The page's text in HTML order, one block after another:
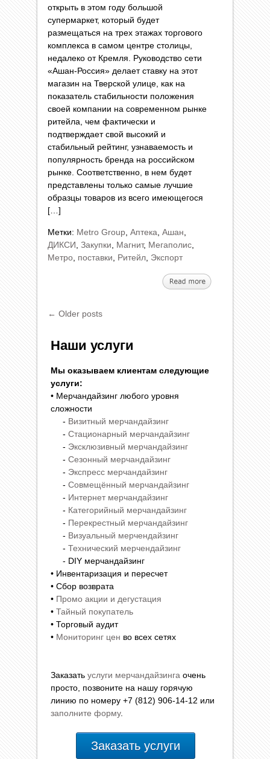
открыть в этом году большой
супермаркет, который будет
размещаться на трех этажах торгового
комплекса в самом центре столицы,
недалеко от Кремля. Руководство сети
«Ашан-Россия» делает ставку на этот
магазин на Тверской улице, как на
показатель стабильности положения
своей компании на современном рынке
ритейла, чем фактически и
подтверждает свой высокий и
стабильный рейтинг, узнаваемость и
популярность бренда на российском
рынке. Соответственно, в нем будет
представлены только самые лучшие
образцы товаров из всего имеющегося
[…]
Метки: Metro Group Аптека Ашан
ДИКСИ Закупки Магнит, Мегаполис
Метро поставки Ритейл Экспорт
← Older posts
Наши услуги
Мы оказываем клиентам следующие
услуги:
• Мерчандайзинг любого уровня
сложности
- Визитный мерчандайзинг
- Стационарный мерчандайзинг
- Эксклюзивный мерчандайзинг
- Сезонный мерчандайзинг
- Экспресс мерчандайзинг
- Совмещённый мерчандайзинг
- Интернет мерчандайзинг
- Категорийный мерчандайзинг
- Перекрестный мерчандайзинг
- Визуальный мерчендайзинг
- Технический мерчендайзинг
- DIY мерчандайзинг
• Инвентаризация и пересчет
• Сбор возврата
• Промо акции и дегустация
• Тайный покупатель
• Торговый аудит
• Мониторинг цен во всех сетях
Заказать услуги мерчандайзинга очень
просто, позвоните на нашу горячую
линию по номеру +7 (812) 906-14-12 или
заполните форму.
Заказать услуги